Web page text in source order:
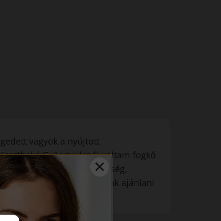
vagyok a nyújtott
Gyöngyvérnél voltam fogkő
fogfehérítésen. Kedvesség,
tökéletes volt. Csak ajánlani